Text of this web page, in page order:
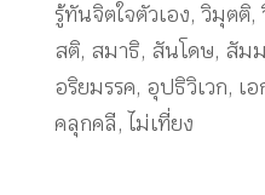
รู้ทันจิตใจตัวเอง, วิมุตติ,
สติ, สมาธิ, สันโดษ, สัม
อริยมรรค, อุปธิวิเวก, เ
คลุกคลี, ไม่เที่ยง